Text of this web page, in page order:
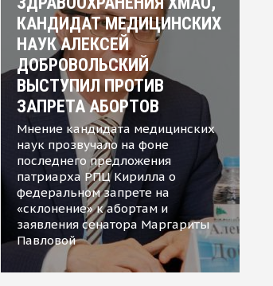
КАНДИДАТ МЕДИЦИНСКИХ
НАУК АЛЕКСЕЙ
ДОБРОВОЛЬСКИЙ
ВЫСТУПИЛ ПРОТИВ
ЗАПРЕТА АБОРТОВ
Мнение кандидата медицинских
наук прозвучало на фоне
последнего предложения
патриарха РПЦ Кирилла о
федеральном запрете на
«склонение» к абортам и
заявления сенатора Маргариты
Павловой